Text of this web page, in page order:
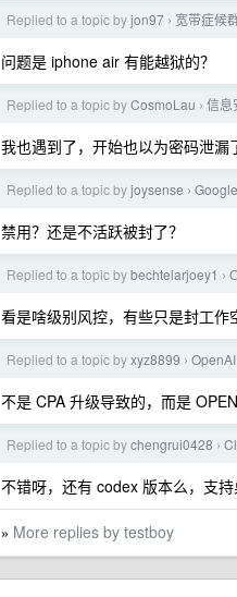
Replied to a topic byjon97 › 宽带症候
问题是 iphone air 有能越狱的？
Replied to a topic byCosmoLau › 信息
我也遇到了，开始也以为密码泄漏
Replied to a topic byjoysense › Google
禁用？还是不活跃被封了？
Replied to a topic bybechtelarjoey1 ›
看是啥级别风控，有些只是封工作
Replied to a topic byxyz8899 › OpenAI
不是 CPA 升级导致的，而是
Replied to a topic bychengrui0428 ›
不错呀，还有 codex 版本么，支持
» More replies by testboy